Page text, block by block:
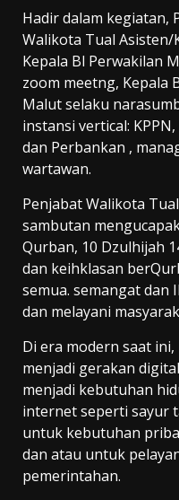
Hadir dalam kegiatan,
Walikota Tual Asisten/
Kepala Bl Perwakilan
zoom meetng, Kepala
Malut selaku
instansi vertical:
dan Perbankan ,
wartawan.
Penjabat Walikota
sambutan
Qurban, 10 Dzulhijah
dan keihklasan
semua. semangat dan
dan melayani
Di era modern saat
menjadi gerakan
menjadi kebutuhan
internet seperti sayur
untuk kebutuhan
dan atau untuk
pemerintahan.